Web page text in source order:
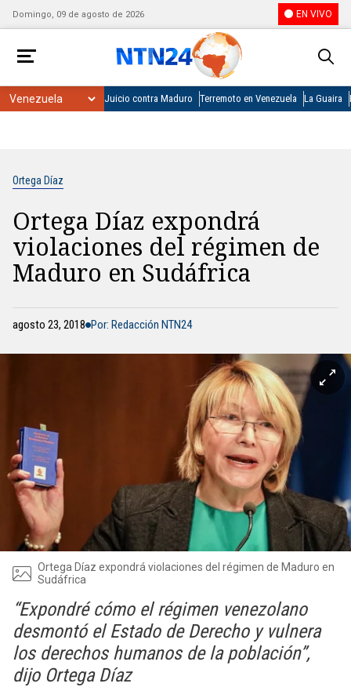
Domingo, 09 de agosto de 2026 EN VIVO
Juicio contra Maduro Terremoto en Venezuela La Guaira
Ortega Díaz
Ortega Díaz expondrá
violaciones del régimen de
Maduro en Sudáfrica
agosto 23, 2018 Por: Redacción NTN24
Ortega Díaz expondrá violaciones del régimen de Maduro en
Sudáfrica
“Expondré cómo el régimen venezolano
desmontó el Estado de Derecho y vulnera
los derechos humanos de la población”,
dijo Ortega Díaz